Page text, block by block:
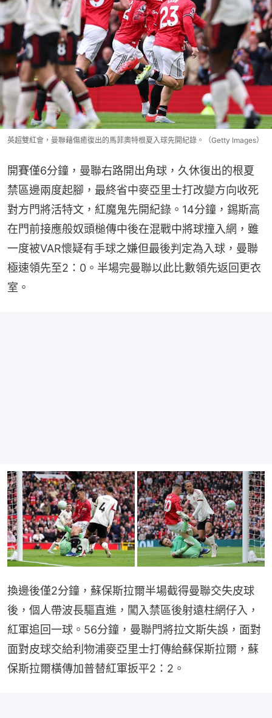
英超雙紅會，曼聯藉傷癒復出的馬菲奧特根夏入球先開紀錄。（Getty Images）
開賽僅6分鐘，曼聯右路開出角球，久休復出的根夏
禁區邊兩度起腳，最終省中麥亞里士打改變方向收死
對方門將活特文，紅魔鬼先開紀錄。14分鐘，錫斯高
在門前接應般奴頭槌傳中後在混戰中將球撞入網，雖
一度被VAR懷疑有手球之嫌但最後判定為入球，曼聯
極速領先至2：0。半場完曼聯以此比數領先返回更衣
室。
換邊後僅2分鐘，蘇保斯拉爾半場截得曼聯交失皮球
後，個人帶波長驅直進，闖入禁區後射遠柱網仔入，
紅軍追回一球。56分鐘，曼聯門將拉文斯失誤，面對
面對皮球交給利物浦麥亞里士打傳給蘇保斯拉爾，蘇
保斯拉爾橫傳加普替紅軍扳平2：2。